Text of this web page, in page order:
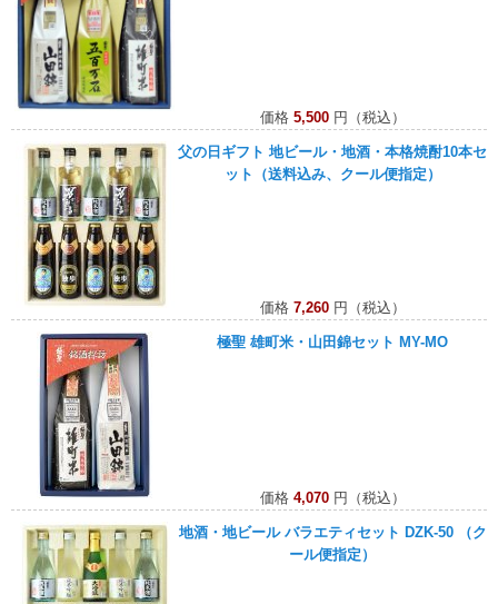
価格 5,500円（税込）
父の日ギフト 地ビール・地酒・本格焼酎10本セ
ット（送料込み、クール便指定）
価格 7,260円（税込）
極聖 雄町米・山田錦セット MY-MO
価格 4,070円（税込）
地酒・地ビール バラエティセット DZK-50 （ク
ール便指定）